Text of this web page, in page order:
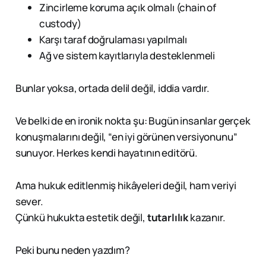
Zincirleme koruma açık olmalı (chain of
custody)
Karşı taraf doğrulaması yapılmalı
Ağ ve sistem kayıtlarıyla desteklenmeli
Bunlar yoksa, ortada delil değil, iddia vardır.
Ve belki de en ironik nokta şu: Bugün insanlar gerçek
konuşmalarını değil, “en iyi görünen versiyonunu”
sunuyor. Herkes kendi hayatının editörü.
Ama hukuk editlenmiş hikâyeleri değil, ham veriyi
sever.
Çünkü hukukta estetik değil, tutarlılıkkazanır.
Peki bunu neden yazdım?